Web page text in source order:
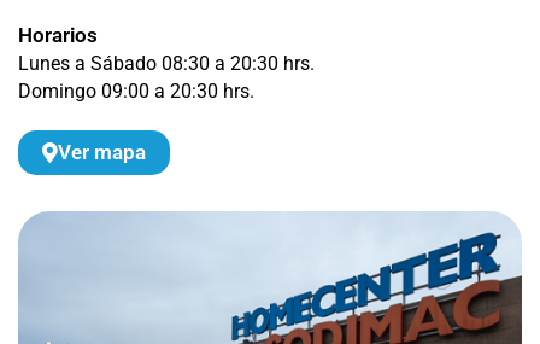
Horarios
Lunes a Sábado 08:30 a 20:30 hrs.
Domingo 09:00 a 20:30 hrs.
Ver mapa